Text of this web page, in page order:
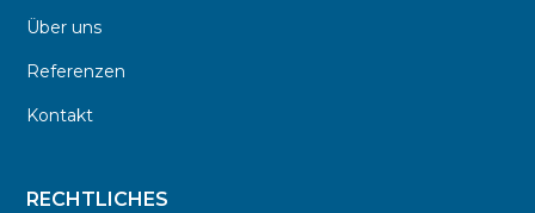
Über uns
Referenzen
Kontakt
RECHTLICHES